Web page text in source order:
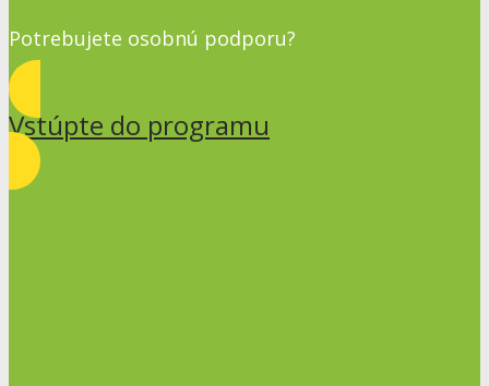
Potrebujete osobnú podporu?
Vstúpte do programu